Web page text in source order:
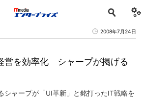
2008年7月24日
営を効率化 シャープが掲げる
シャープが「UI革新」と銘打ったIT戦略を